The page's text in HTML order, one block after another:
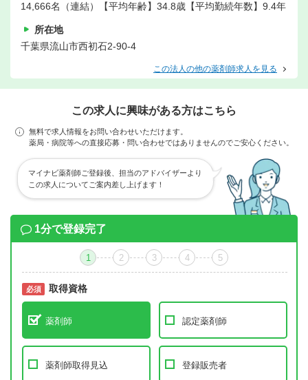
14,666名（連結）【平均年齢】34.8歳【平均勤続年数】9.4年
所在地
千葉県流山市西初石2-90-4
この法人の他の薬剤師求人を見る
この求人に興味がある方はこちら
無料で求人情報をお問い合わせいただけます。
薬局・病院等への直接応募・問い合わせではありませんのでご安心ください。
マイナビ薬剤師ご登録後、担当のアドバイザーより
この求人についてご案内差し上げます！
1分で登録完了
1 2 3 4 5
必須 取得資格
薬剤師 認定薬剤師
薬剤師取得見込 登録販売者